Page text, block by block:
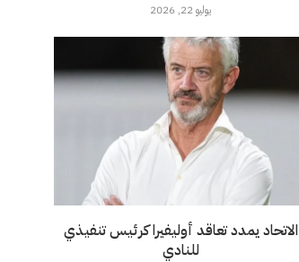
يوليو 22, 2026
الاتحاد يمدد تعاقد أوليفيرا كرئيس تنفيذي
للنادي